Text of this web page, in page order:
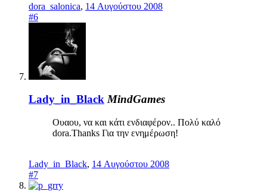
dora_salonica, 14 Αυγούστου 2008
#6
Lady_in_Black MindGames
Ουαου, να και κάτι ενδιαφέρον.. Πολύ καλό
dora.Thanks Για την ενημέρωση!
Lady_in_Black, 14 Αυγούστου 2008
#7